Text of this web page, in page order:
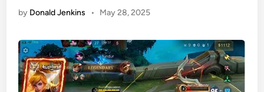
by Donald Jenkins • May 28, 2025